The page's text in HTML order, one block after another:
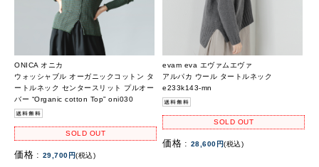
ONICA オニカ
ウォッシャブル オーガニックコットン タ
ートルネック センタースリット プルオー
バー “Organic cotton Top” oni030
SOLD OUT
価格 : 29,700円(税込)
evam eva エヴァムエヴァ
アルパカ ウール タートルネック
e233k143-mn
SOLD OUT
価格 : 28,600円(税込)